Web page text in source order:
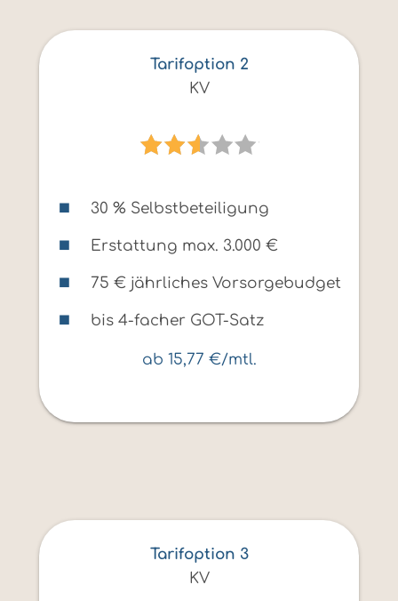
Tarifoption 2
KV
30 % Selbstbeteiligung
Erstattung max. 3.000 €
75 € jährliches Vorsorgebudget
bis 4-facher GOT-Satz
ab 15,77 €/mtl.
Tarifoption 3
KV